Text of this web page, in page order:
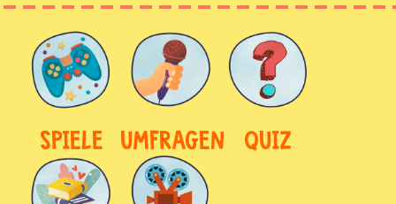
SPIELE UMFRAGEN QUIZ